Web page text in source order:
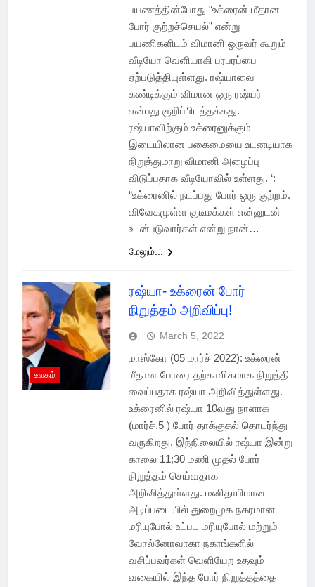
பயணத்தின்போது “உக்ரைன் மீதான
போர் குற்றச்செயல்” என்று
பயணிகளிடம் விமானி ஒருவர் கூறும்
வீடியோ வெளியாகி பரபரப்பை
ஏற்படுத்தியுள்ளது. ரஷ்யாவை
கண்டிக்கும் விமான ஒரு ரஷ்யர்
என்பது குறிப்பிடத்தக்கது.
ரஷ்யாவிற்கும் உக்ரைனுக்கும்
இடையிலான பகைமையை உடனடியாக
நிறுத்துமாறு விமானி அழைப்பு
விடுப்பதாக வீடியோவில் உள்ளது. ‘:
“உக்ரைனில் நடப்பது போர் ஒரு குற்றம்.
விவேகமுள்ள குடிமக்கள் என்னுடன்
உடன்படுவார்கள் என்று நான்…
மேலும்...
உலகம்
ரஷ்யா- உக்ரைன் போர்
நிறுத்தம் அறிவிப்பு!
March 5, 2022
மாஸ்கோ (05 மார்ச் 2022): உக்ரைன்
மீதான போரை தற்காலிகமாக நிறுத்தி
வைப்பதாக ரஷ்யா அறிவித்துள்ளது.
உக்ரைனில் ரஷ்யா 10வது நாளாக
(மார்ச்.5 ) போர் தாக்குதல் தொடர்ந்து
வருகிறது. இந்நிலையில் ரஷ்யா இன்று
காலை 11;30 மணி முதல் போர்
நிறுத்தம் செய்வதாக
அறிவித்துள்ளது. மனிதாபிமான
அடிப்படையில் துறைமுக நகரமான
மரியுபோல் உட்பட மரியுபோல் மற்றும்
வோல்னோவாகா நகரங்களில்
வசிப்பவர்கள் வெளியேற உதவும்
வகையில் இந்த போர் நிறுத்தத்தை